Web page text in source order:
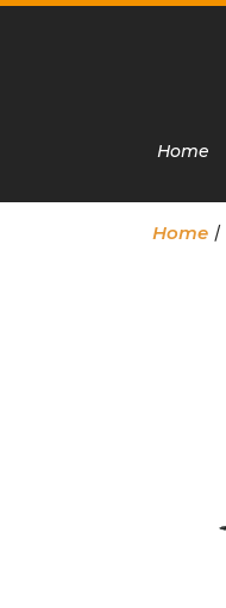
Home
Home /